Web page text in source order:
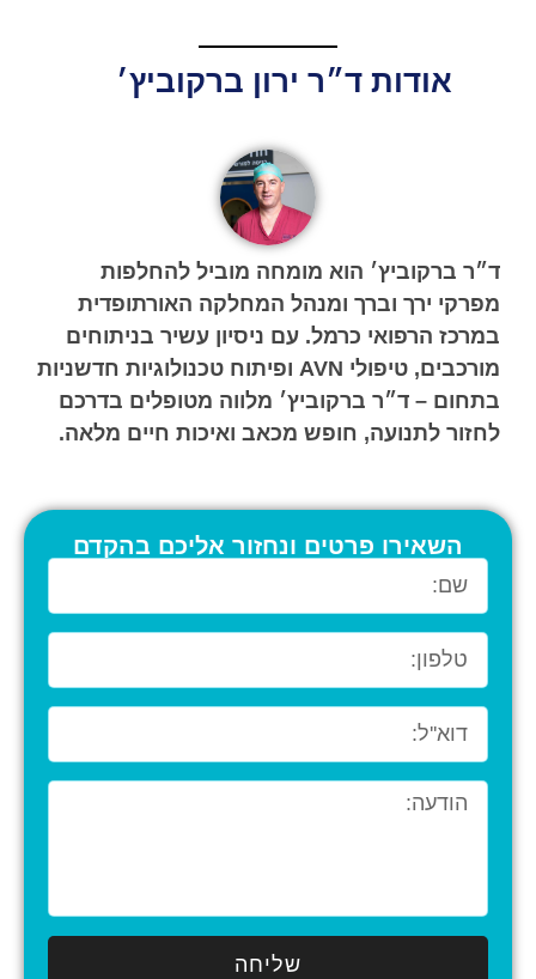
אודות ד״ר ירון ברקוביץ׳
ד״ר ברקוביץ׳ הוא מומחה מוביל להחלפות
מפרקי ירך וברך ומנהל המחלקה האורתופדית
במרכז הרפואי כרמל. עם ניסיון עשיר בניתוחים
מורכבים, טיפולי AVN ופיתוח טכנולוגיות חדשניות
בתחום – ד״ר ברקוביץ׳ מלווה מטופלים בדרכם
לחזור לתנועה, חופש מכאב ואיכות חיים מלאה.
השאירו פרטים ונחזור אליכם בהקדם
שליחה